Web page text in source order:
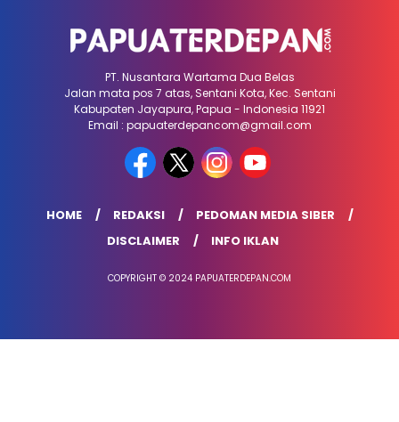
PT. Nusantara Wartama Dua Belas
Jalan mata pos 7 atas, Sentani Kota, Kec. Sentani
Kabupaten Jayapura, Papua - Indonesia 11921
Email : papuaterdepancom@gmail.com
HOME REDAKSI
PEDOMAN MEDIA SIBER
DISCLAIMER
INFO IKLAN
COPYRIGHT © 2024 PAPUATERDEPAN.COM